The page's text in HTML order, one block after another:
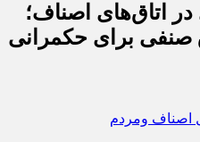
اتاق‌های اصناف؛
صنفی برای حکمرانی